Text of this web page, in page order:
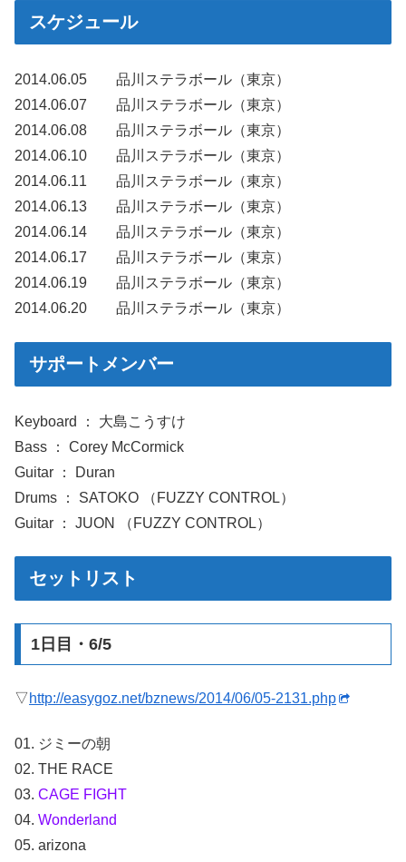
スケジュール
2014.06.05 品川ステラボール（東京）
2014.06.07 品川ステラボール（東京）
2014.06.08 品川ステラボール（東京）
2014.06.10 品川ステラボール（東京）
2014.06.11 品川ステラボール（東京）
2014.06.13 品川ステラボール（東京）
2014.06.14 品川ステラボール（東京）
2014.06.17 品川ステラボール（東京）
2014.06.19 品川ステラボール（東京）
2014.06.20 品川ステラボール（東京）
サポートメンバー
Keyboard ： 大島こうすけ
Bass ： Corey McCormick
Guitar ： Duran
Drums ： SATOKO （FUZZY CONTROL）
Guitar ： JUON （FUZZY CONTROL）
セットリスト
1日目・6/5
▽http://easygoz.net/bznews/2014/06/05-2131.php
01. ジミーの朝
02. THE RACE
03. CAGE FIGHT
04. Wonderland
05. arizona